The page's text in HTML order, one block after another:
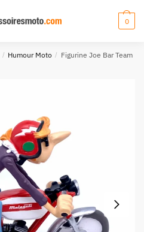
0
/ Humour Moto /
Figurine Joe Bar Team